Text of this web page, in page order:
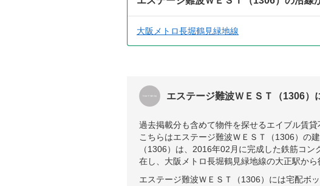
大阪メトロ長堀鶴見緑地線
エステージ難波ＷＥＳＴ（1306）
過去掲載分も含めて物件を探せるエイブル賃
こちらはエステージ難波ＷＥＳＴ（1306）の
（1306）は、2016年02月に完成した鉄筋コ
在し、大阪メトロ長堀鶴見緑地線の大正駅から
エステージ難波ＷＥＳＴ（1306）には宅配ボ